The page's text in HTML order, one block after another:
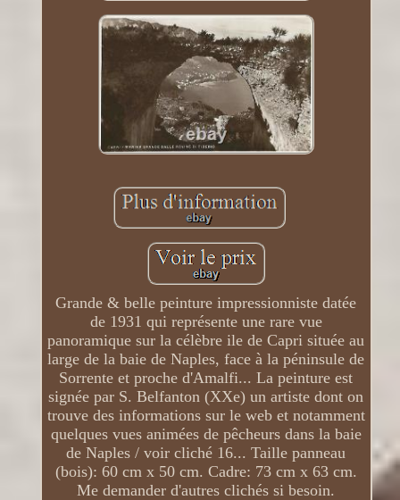
Grande & belle peinture impressionniste datée
de 1931 qui représente une rare vue
panoramique sur la célèbre ile de Capri située au
large de la baie de Naples, face à la péninsule de
Sorrente et proche d'Amalfi... La peinture est
signée par S. Belfanton (XXe) un artiste dont on
trouve des informations sur le web et notamment
quelques vues animées de pêcheurs dans la baie
de Naples / voir cliché 16... Taille panneau
(bois): 60 cm x 50 cm. Cadre: 73 cm x 63 cm.
Me demander d'autres clichés si besoin.